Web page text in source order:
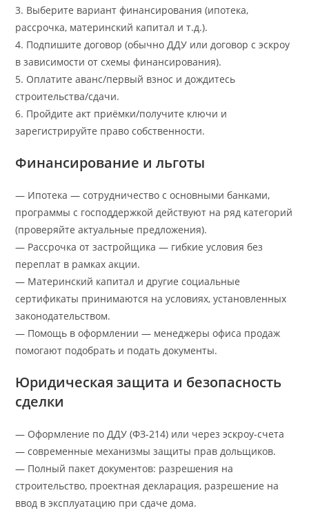
3. Выберите вариант финансирования (ипотека,
рассрочка, материнский капитал и т.д.).
4. Подпишите договор (обычно ДДУ или договор с эскроу
в зависимости от схемы финансирования).
5. Оплатите аванс/первый взнос и дождитесь
строительства/сдачи.
6. Пройдите акт приёмки/получите ключи и
зарегистрируйте право собственности.
Финансирование и льготы
— Ипотека — сотрудничество с основными банками,
программы с господдержкой действуют на ряд категорий
(проверяйте актуальные предложения).
— Рассрочка от застройщика — гибкие условия без
переплат в рамках акции.
— Материнский капитал и другие социальные
сертификаты принимаются на условиях, установленных
законодательством.
— Помощь в оформлении — менеджеры офиса продаж
помогают подобрать и подать документы.
Юридическая защита и безопасность
сделки
— Оформление по ДДУ (ФЗ-214) или через эскроу-счета
— современные механизмы защиты прав дольщиков.
— Полный пакет документов: разрешения на
строительство, проектная декларация, разрешение на
ввод в эксплуатацию при сдаче дома.